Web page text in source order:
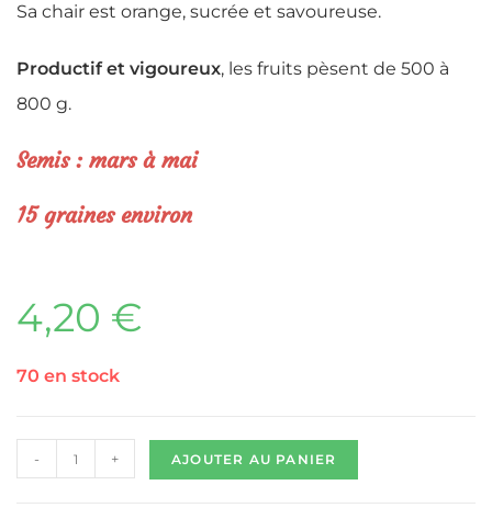
Sa chair est orange, sucrée et savoureuse.
Productif et vigoureux, les fruits pèsent de 500 à
800 g.
Semis : mars à mai
15 graines environ
4,20 €
70 en stock
- + AJOUTER AU PANIER